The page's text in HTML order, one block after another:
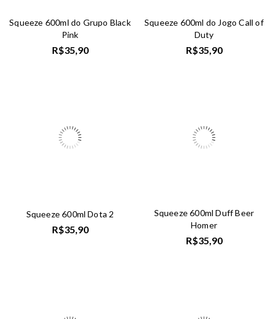
Squeeze 600ml do Grupo Black
Pink
R$35,90
Squeeze 600ml do Jogo Call of
Duty
R$35,90
Squeeze 600ml Dota 2
R$35,90
Squeeze 600ml Duff Beer
Homer
R$35,90